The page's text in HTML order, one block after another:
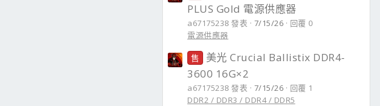
PLUS Gold 電源供應器
a67175238 發表 7/15/26
回覆 0
電源供應器
售
美光 Crucial Ballistix DDR4-
3600 16G×2
a67175238 發表 7/15/26
回覆 1
DDR2 / DDR3 / DDR4 / DDR5